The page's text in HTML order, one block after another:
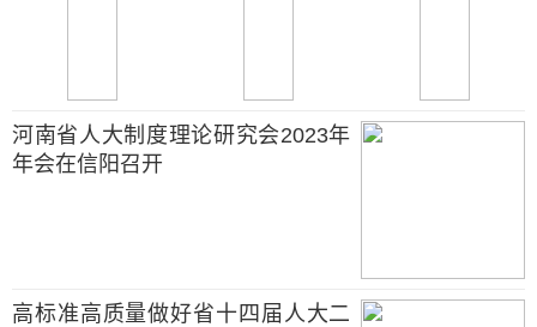
河南省人大制度理论研究会2023年
年会在信阳召开
高标准高质量做好省十四届人大二